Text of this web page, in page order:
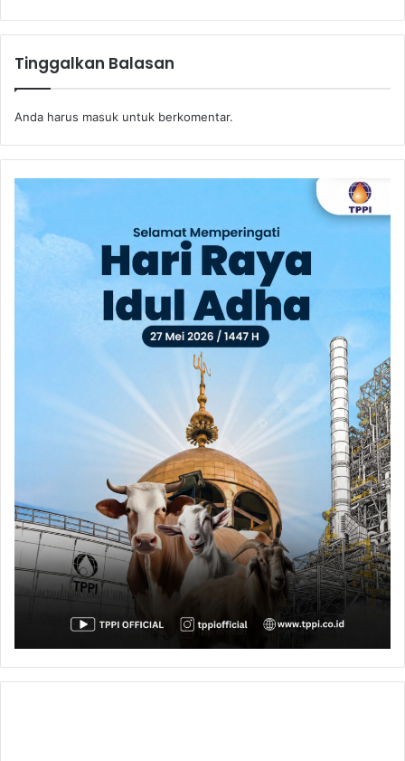
Tinggalkan Balasan
Anda harus masuk untuk berkomentar.